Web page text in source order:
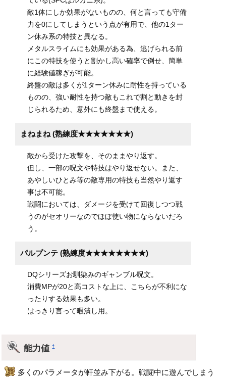
敵1体にしか効果がないものの、何と言っても守備
力を0にしてしまうという点が有用で、他の1ター
ン休み系の特技と異なる。
メタルスライムにも効果がある為、逃げられる前
にこの特技を使うと割かし高い確率で倒せ、簡単
に経験値稼ぎが可能。
終盤の敵は多くが1ターン休みに耐性を持っている
ものの、強い耐性を持つ敵もこれで割と動きを封
じられるため、意外にも終盤まで使える。
まねまね (熟練度★★★★★★★)
敵から受けた攻撃を、そのままやり返す。
但し、一部の呪文や特技はやり返せない。また、
あやしいひとみ等の敵専用の特技も当然やり返す
事は不可能。
戦闘においては、ダメージを受けて回復しつつ戦
うのがセオリーなのでほぼ使い物にならないだろ
う。
パルプンテ (熟練度★★★★★★★★)
DQシリーズお馴染みのギャンブル呪文。
消費MPが20と高コストな上に、こちらが不利にな
ったりする効果も多い。
はっきり言って暇潰し用。
能力値†
多くのパラメータが軒並み下がる。戦闘中に遊んでしまう